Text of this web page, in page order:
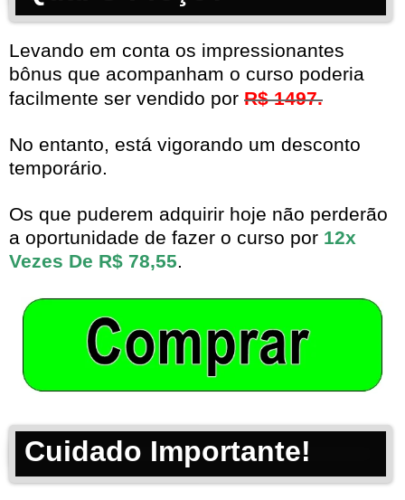
Levando em conta os impressionantes
bônus que acompanham o curso poderia
facilmente ser vendido por R$ 1497.
No entanto, está vigorando um desconto
temporário.
Os que puderem adquirir hoje não perderão
a oportunidade de fazer o curso por 12x
Vezes De R$ 78,55.
Cuidado Importante!